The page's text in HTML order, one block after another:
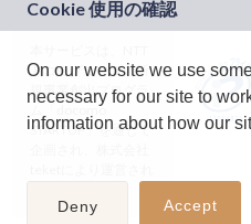
ドコモグループの新
規事業創出プログラ
ム「docomo
STARTUP」を通じて
On our website we use
necessary for our site to
information about how our
Deny Accept